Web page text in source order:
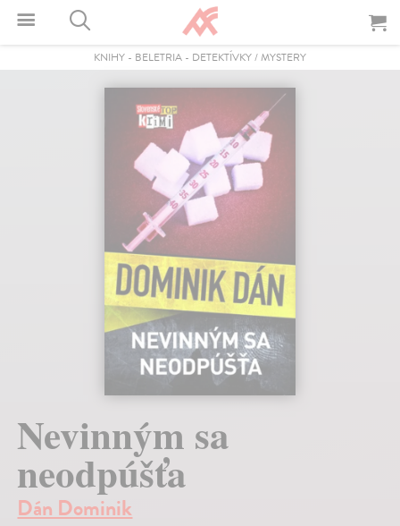
KNIHY - BELETRIA - DETEKTÍVKY / MYSTERY
Nevinným sa
neodpúšťa
Dán Dominik